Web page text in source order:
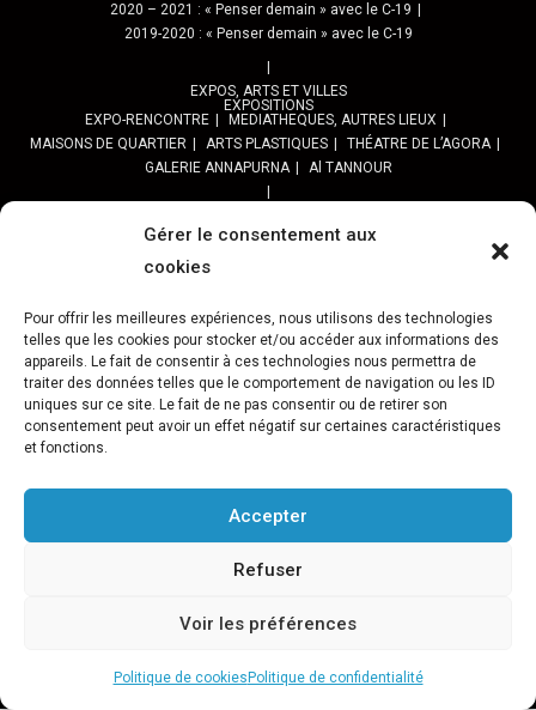
Gérer le consentement aux
cookies
Pour offrir les meilleures expériences, nous utilisons des technologies
telles que les cookies pour stocker et/ou accéder aux informations des
appareils. Le fait de consentir à ces technologies nous permettra de
traiter des données telles que le comportement de navigation ou les ID
uniques sur ce site. Le fait de ne pas consentir ou de retirer son
consentement peut avoir un effet négatif sur certaines caractéristiques
et fonctions.
Accepter
Refuser
Voir les préférences
Politique de cookies Politique de confidentialité
2020 – 2021 : « Penser demain » avec le C-19
2019-2020 : « Penser demain » avec le C-19
EXPOS, ARTS ET VILLES
EXPOSITIONS
EXPO-RENCONTRE
MEDIATHEQUES, AUTRES LIEUX
MAISONS DE QUARTIER
ARTS PLASTIQUES
THÉATRE DE L’AGORA
GALERIE ANNAPURNA
Al TANNOUR
PPROGRAMME DES BALADES URBAINES 2025
Programme SORTIES URBAN SKETCHER 2024-2025 :
Archives URBAN SKETCHERS ESSONNE
ATELIERS CULTURELS STREET ART JEU URBAIN « JeSuisMaVille »
L’ASSOCIATION
Gâteau d’Evry-C.
Retour sur 15 ans d’actions Préfigurations
FESTIVAL VILLES &TOILES-programme 2024
L’AGENDA Évènements
Copyright Association Préfigurations - 2014-2026